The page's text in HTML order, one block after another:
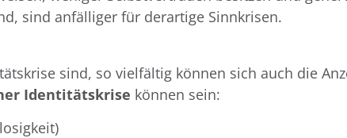
sind anfälliger für derartige Sinnkrisen.
sind, so vielfältig können sich auch die
Identitätskrise können sein: